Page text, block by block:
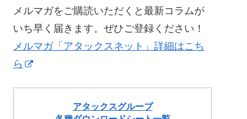
メルマガをご購読いただくと最新コラムが
いち早く届きます。ぜひご登録ください！
メルマガ「アタックスネット」詳細はこち
ら
アタックスグループ